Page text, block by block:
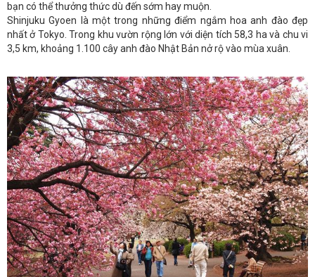
bạn có thể thưởng thức dù đến sớm hay muộn.
Shinjuku Gyoen là một trong những điểm ngắm hoa anh đào đẹp
nhất ở Tokyo. Trong khu vườn rộng lớn với diện tích 58,3 ha và chu vi
3,5 km, khoảng 1.100 cây anh đào Nhật Bản nở rộ vào mùa xuân.